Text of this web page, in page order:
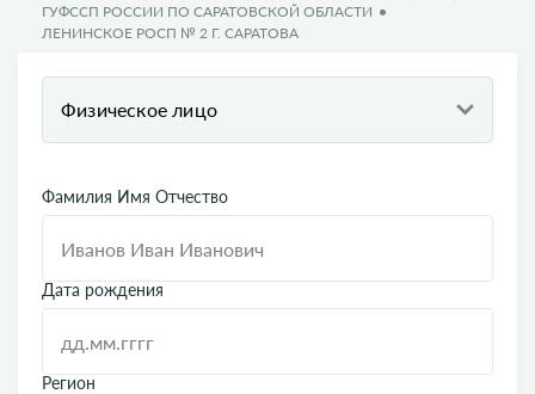
ГУФССП РОССИИ ПО САРАТОВСКОЙ ОБЛАСТИ
ЛЕНИНСКОЕ РОСП № 2 Г. САРАТОВА
Физическое лицо
Фамилия Имя Отчество
Дата рождения
Регион